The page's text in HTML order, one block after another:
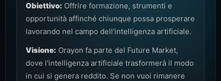
Obiettivo: Offrire formazione, strumenti e
opportunità affinché chiunque possa prosperare
lavorando nel campo dell'intelligenza artificiale.
Visione: Orayon fa parte del Future Market,
dove l'intelligenza artificiale trasformerà il modo
in cui si genera reddito. Se non vuoi rimanere